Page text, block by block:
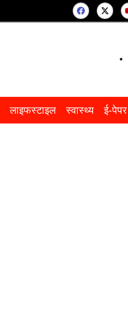
लाइफस्टाइल स्वास्थ्य ई-पेपर